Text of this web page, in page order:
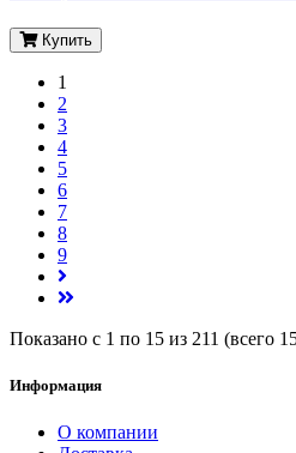
Купить
1
2
3
4
5
6
7
8
9
Показано с 1 по 15 из 211 (всего
Информация
О компании